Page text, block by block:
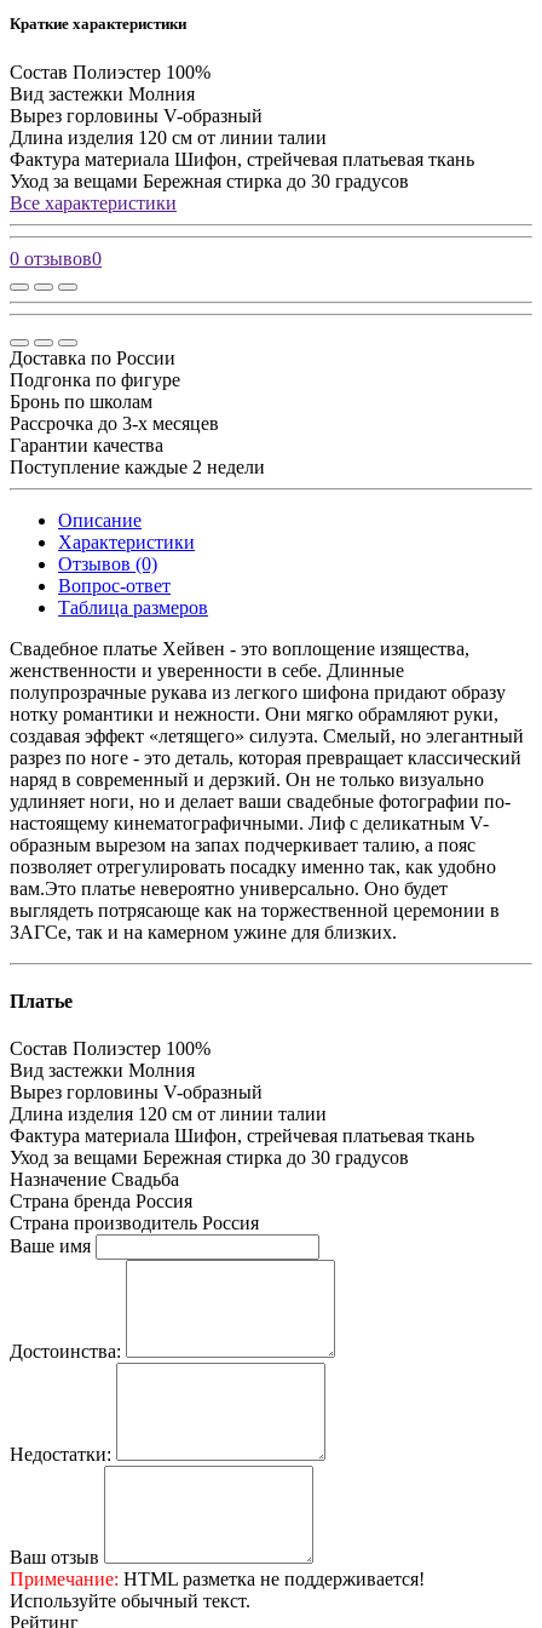
Краткие характеристики
Состав Полиэстер 100%
Вид застежки Молния
Вырез горловины V-образный
Длина изделия 120 см от линии талии
Фактура материала Шифон, стрейчевая платьевая ткань
Уход за вещами Бережная стирка до 30 градусов
Все характеристики
0 отзывов0
Доставка по России
Подгонка по фигуре
Бронь по школам
Рассрочка до 3-х месяцев
Гарантии качества
Поступление каждые 2 недели
Описание
Характеристики
Отзывов (0)
Вопрос-ответ
Таблица размеров
Свадебное платье Хейвен - это воплощение изящества,
женственности и уверенности в себе. Длинные
полупрозрачные рукава из легкого шифона придают образу
нотку романтики и нежности. Они мягко обрамляют руки,
создавая эффект «летящего» силуэта. Смелый, но элегантный
разрез по ноге - это деталь, которая превращает классический
наряд в современный и дерзкий. Он не только визуально
удлиняет ноги, но и делает ваши свадебные фотографии по-
настоящему кинематографичными. Лиф с деликатным V-
образным вырезом на запах подчеркивает талию, а пояс
позволяет отрегулировать посадку именно так, как удобно
вам.Это платье невероятно универсально. Оно будет
выглядеть потрясающе как на торжественной церемонии в
ЗАГСе, так и на камерном ужине для близких.
Платье
Состав Полиэстер 100%
Вид застежки Молния
Вырез горловины V-образный
Длина изделия 120 см от линии талии
Фактура материала Шифон, стрейчевая платьевая ткань
Уход за вещами Бережная стирка до 30 градусов
Назначение Свадьба
Страна бренда Россия
Страна производитель Россия
Ваше имя
Достоинства:
Недостатки:
Ваш отзыв
Примечание: HTML разметка не поддерживается!
Используйте обычный текст.
Рейтинг